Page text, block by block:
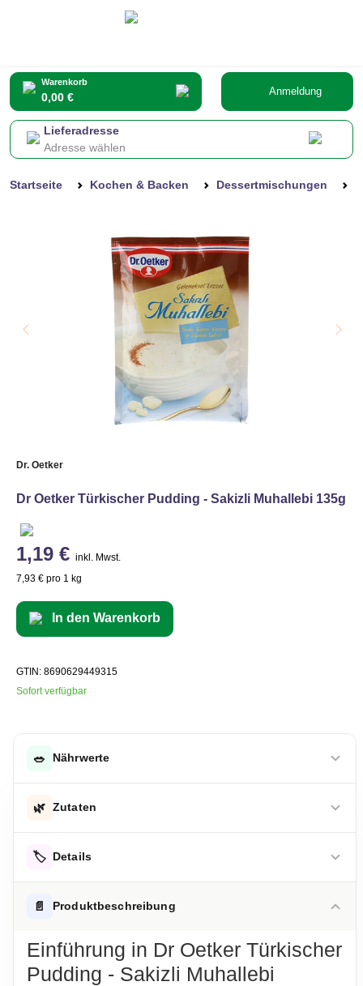
Warenkorb
0,00 € Anmeldung
Lieferadresse
Adresse wählen
Startseite Kochen & Backen Dessertmischungen
Dr. Oetker
Dr Oetker Türkischer Pudding - Sakizli Muhallebi 135g
1,19 € inkl. Mwst.
7,93 € pro 1 kg
In den Warenkorb
GTIN: 8690629449315
Sofort verfügbar
🥗 Nährwerte
Energie 135,00 kcal
-davon gesättigte Fettsäuren
Kohlenhydrate 22,90 g
-davon Zucker
🌿 Zutaten
(Riboflavin, Beta-Carotin), Stabilisator (Carrageen),
Produktverpackung; nur diese sind verbindlich.
🏷️ Details
ALLERGENHINWEISE
AUFBEWAHRUNGSHINWEIS
Kühl und trocken lagern.
📄 Produktbeschreibung
Einführung in Dr Oetker Türkischer
Pudding - Sakizli Muhallebi